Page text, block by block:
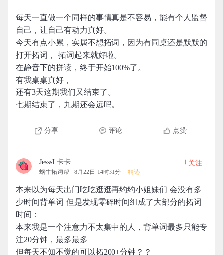
每天一直做一个同样的事情真是不容易，能有个人监督
自己，让自己有动力真好。
今天有点小累，实属不想拓词，因为有同桌还是默默的
打开拓词， 拓词起来就好啦。
在静音下的拼读，终于开始100%了。
有我桌桌真好，
还有3天这期我们又结束了。
七期结束了，九期还会远吗。
分享 评论 点赞
JesssL卡卡
蜗牛拓词帮 8月22日 14时31分 精选
+关注
本来以为每天出门吃吃逛逛再约约小姐妹们 会没有多
少时间背单词 但是发现零碎时间组成了大部分的拓词
时间：
本来我是一个注意力不太集中的人，背单词最多只能专
注20分钟，最多最多
但每天不知不觉的可以拓200+分钟？？